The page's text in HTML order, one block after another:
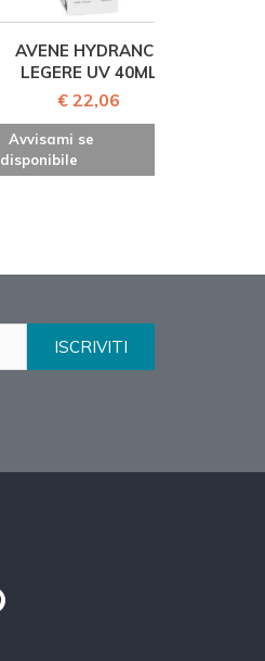
AVENE HYDRANCE
LEGERE UV 40ML
€ 22,06
Avvisami se
disponibile
ISCRIVITI